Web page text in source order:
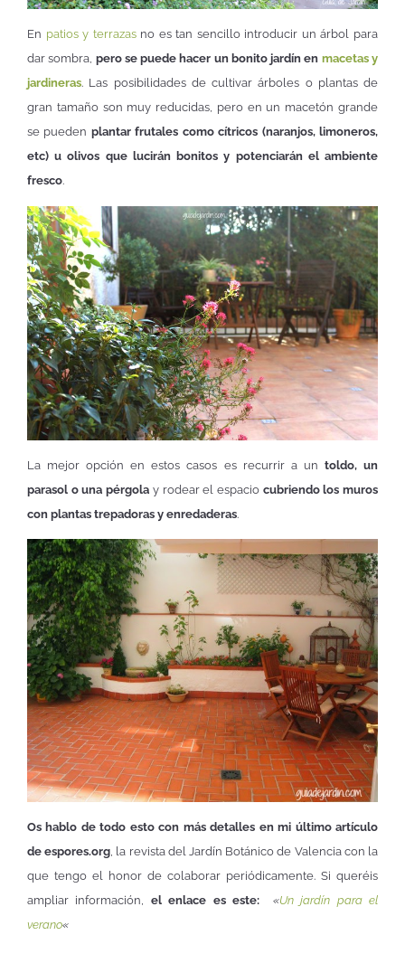
En patios y terrazasno es tan sencillo introducir un árbol para
dar sombra, pero se puede hacer un bonito jardín en macetas y
jardineras. Las posibilidades de cultivar árboles o plantas de
gran tamaño son muy reducidas, pero en un macetón grande
se pueden plantar frutales como cítricos (naranjos, limoneros,
etc) u olivos que lucirán bonitos y potenciarán el ambiente
fresco.
La mejor opción en estos casos es recurrir a un toldo, un
parasol o una pérgola y rodear el espacio cubriendo los muros
con plantas trepadoras y enredaderas.
Os hablo de todo esto con más detalles en mi último artículo
de espores.org, la revista del Jardín Botánico de Valencia con la
que tengo el honor de colaborar periódicamente. Si queréis
ampliar información, el enlace es este: «Un jardín para el
verano«